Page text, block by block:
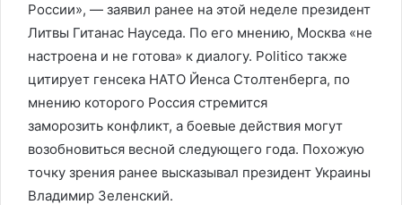
России», — заявил ранее на этой неделе президент
Литвы Гитанас Науседа. По его мнению, Москва «не
настроена и не готова» к диалогу. Politico также
цитирует генсека НАТО Йенса Столтенберга, по
мнению которого Россия стремится
заморозить конфликт, а боевые действия могут
возобновиться весной следующего года. Похожую
точку зрения ранее высказывал президент Украины
Владимир Зеленский.